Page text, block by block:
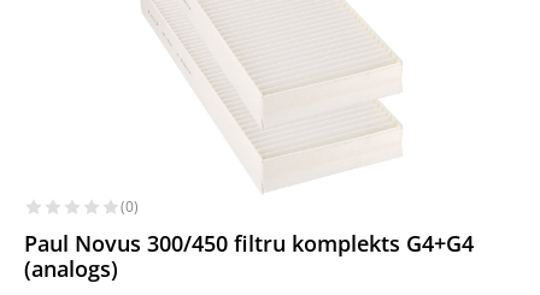
(0)
Paul Novus 300/450 filtru komplekts G4+G4
(analogs)